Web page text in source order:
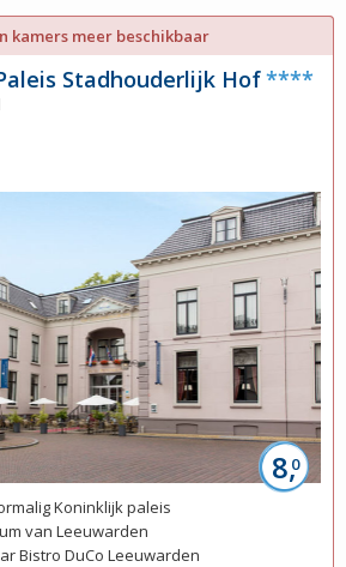
kamers meer beschikbaar
8,0
Stadhouderlijk Hof****
Koninklijk paleis
van Leeuwarden
Bistro DuCo Leeuwarden